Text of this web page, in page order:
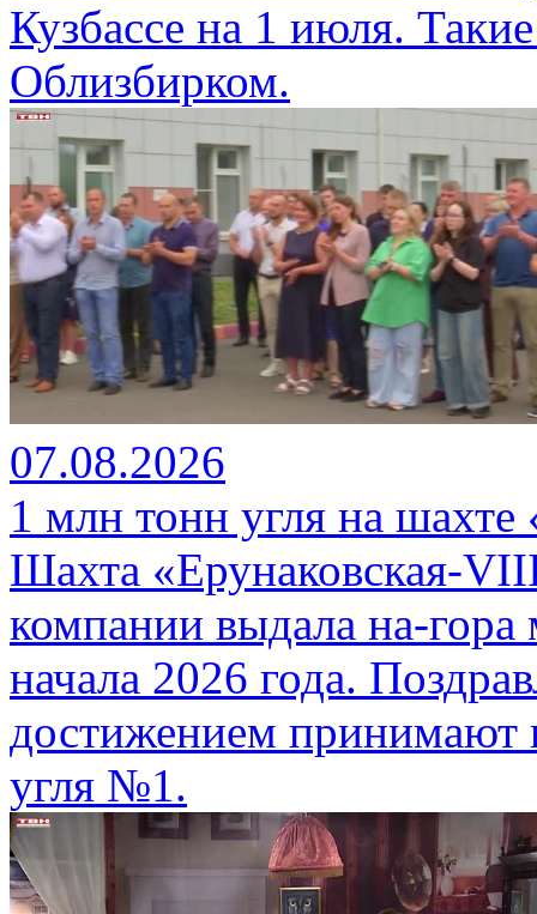
Кузбассе на 1 июля.
Облизбирком.
07.08.2026
1 млн тонн угля на
Шахта «Ерунаковская-
компании выдала на-
начала 2026 года.
достижением принимают
угля №1.